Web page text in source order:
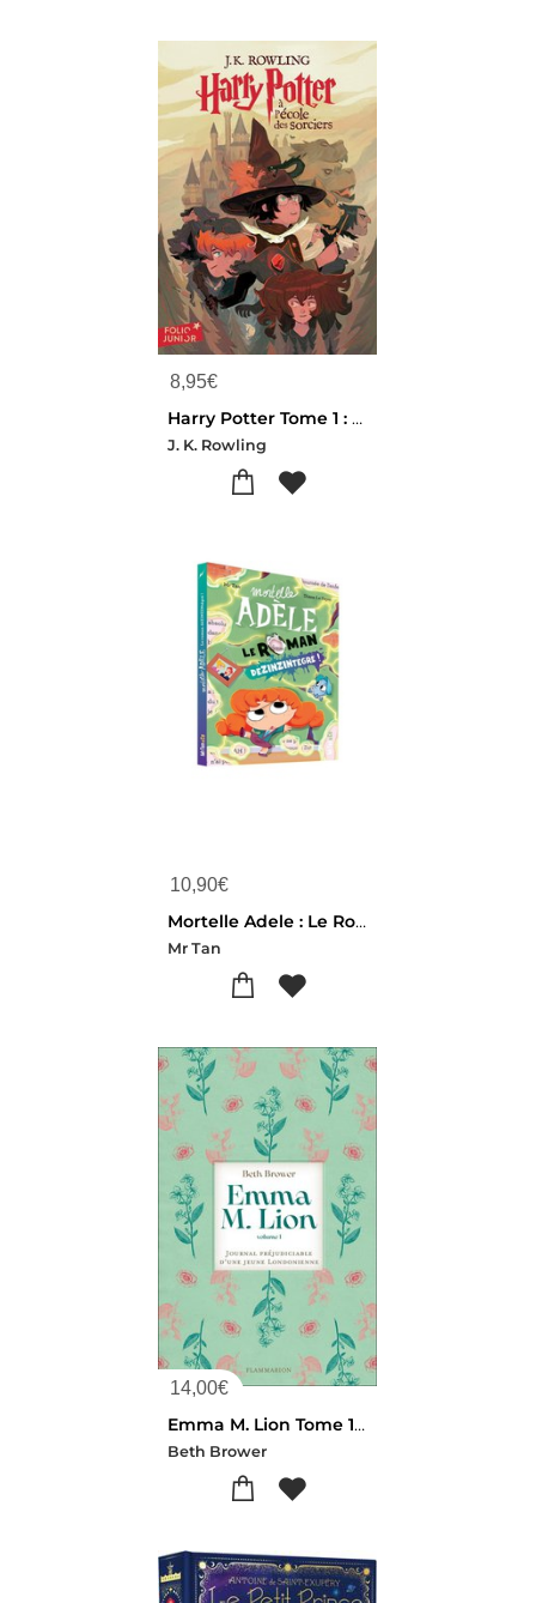
8,95€
Harry Potter Tome 1 : Harry Potter A L'ecole Des Sorciers
J. K. Rowling
10,90€
Mortelle Adele : Le Roman Dezinzintegre !
Mr Tan
14,00€
Emma M. Lion Tome 1 : Journal Prejudiciable D'une Jeune Londonienne
Beth Brower